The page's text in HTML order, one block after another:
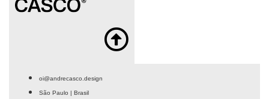
oi@andrecasco.design
São Paulo | Brasil